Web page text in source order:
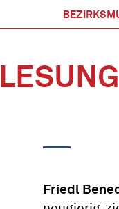
LESUNG
Friedl